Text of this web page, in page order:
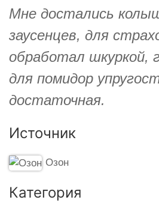
Мне достались
заусенцев, для
обработал шкуркой,
для помидор
достаточная.
Источник
Озон
Категория